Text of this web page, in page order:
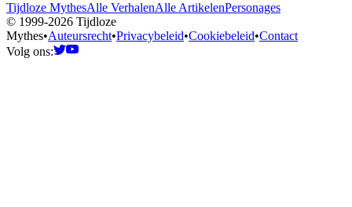
Tijdloze MythesAlle VerhalenAlle ArtikelenPersonages
© 1999-2026 Tijdloze
Mythes•Auteursrecht•Privacybeleid•Cookiebeleid•Contact
Volg ons: